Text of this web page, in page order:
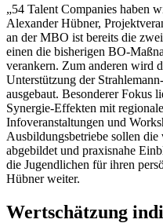
„54 Talent Companies haben
Alexander Hübner,
an der MBO ist bereits die
einen die bisherigen BO-
verankern. Zum anderen wird
Unterstützung der
ausgebaut. Besonderer Fokus
Synergie-Effekten mit
Infoveranstaltungen und
Ausbildungsbetriebe sollen
abgebildet und praxisnahe
die Jugendlichen für ihren
Hübner weiter.
Wertschätzung